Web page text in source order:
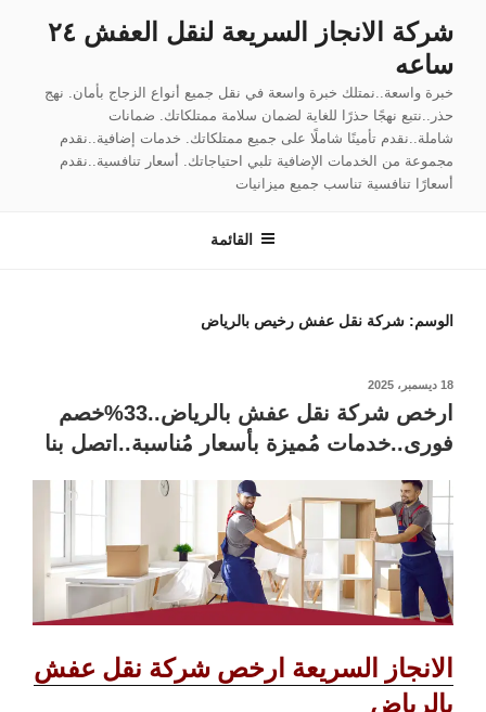
المحتوى
شركة الانجاز السريعة لنقل العفش ٢٤
ساعه
خبرة واسعة..نمتلك خبرة واسعة في نقل جميع أنواع الزجاج بأمان. نهج
حذر..نتبع نهجًا حذرًا للغاية لضمان سلامة ممتلكاتك. ضمانات
شاملة..نقدم تأمينًا شاملًا على جميع ممتلكاتك. خدمات إضافية..نقدم
مجموعة من الخدمات الإضافية تلبي احتياجاتك. أسعار تنافسية..نقدم
أسعارًا تنافسية تناسب جميع ميزانيات
القائمة
الوسم: شركة نقل عفش رخيص بالرياض
نُشر
في
18 ديسمبر، 2025
ارخص شركة نقل عفش بالرياض..33%خصم
فورى..خدمات مُميزة بأسعار مُناسبة..اتصل بنا
الانجاز السريعة ارخص شركة نقل عفش
بالرياض